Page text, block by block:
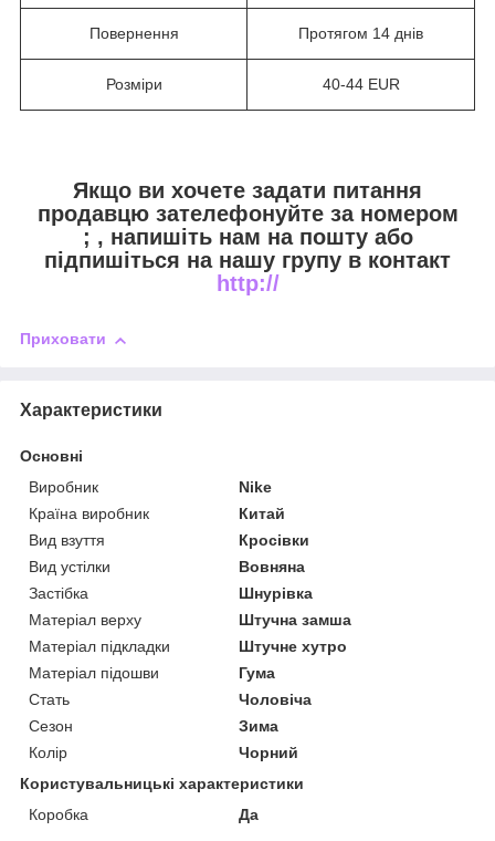
Повернення Протягом 14 днів
Розміри 40-44 EUR
Якщо ви хочете задати питання
продавцю зателефонуйте за номером
; , напишіть нам на пошту або
підпишіться на нашу групу в контакт
http://
Приховати
Характеристики
Основні
Виробник
Nike
Країна виробник
Китай
Вид взуття
Кросівки
Вид устілки
Вовняна
Застібка
Шнурівка
Матеріал верху
Штучна замша
Матеріал підкладки
Штучне хутро
Матеріал підошви
Гума
Стать
Чоловіча
Сезон
Зима
Колір
Чорний
Користувальницькі характеристики
Коробка
Да